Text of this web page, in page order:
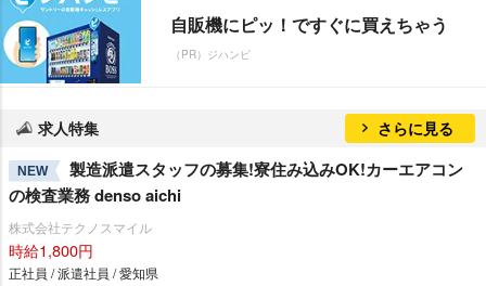
自販機にピッ！ですぐに買えちゃう
（PR）ジハンピ
求人特集 さらに見る
NEW
製造派遣スタッフの募集!寮住み込みOK!カーエアコン
の検査業務 denso aichi
株式会社テクノスマイル
時給1,800円
正社員 / 派遣社員 / 愛知県